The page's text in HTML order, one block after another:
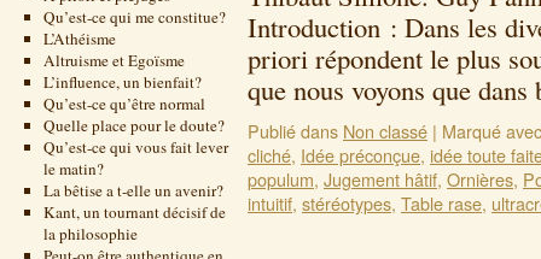
Qu’est-ce qui me constitue?
L’Athéisme
Altruisme et Egoïsme
L’influence, un bienfait?
Qu’est-ce qu’être normal
Quelle place pour le doute?
Qu’est-ce qui vous fait lever
le matin?
La bêtise a t-elle un avenir?
Kant, un tournant décisif de
la philosophie
Introduction : Dans les
priori répondent le plus
que nous voyons que
Publié dans Non classé | Marqué avec
cliché, Idée préconçue, idée toute
populum, Jugement hâtif, Ornières,
intuitif, stéréotypes, Table rase,